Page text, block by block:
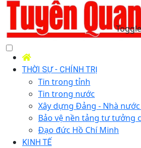
THỜI SỰ - CHÍNH TRỊ
Tin trong tỉnh
Tin trong nước
Xây dựng Đảng - Nhà nước
Bảo vệ nền tảng tư tưởng
Đạo đức Hồ Chí Minh
KINH TẾ